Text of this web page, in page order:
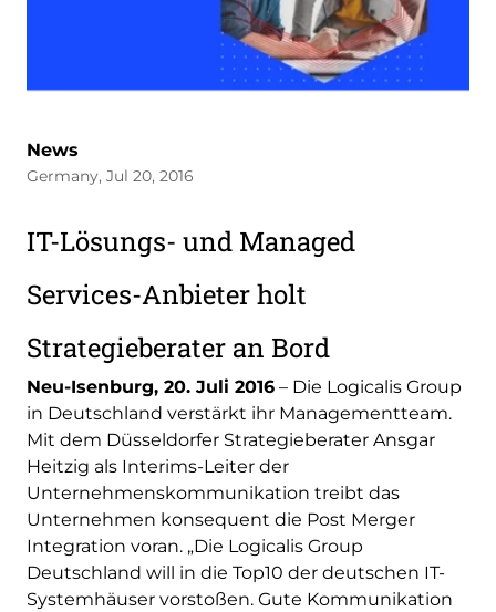
News
Germany, Jul 20, 2016
IT-Lösungs- und Managed
Services-Anbieter holt
Strategieberater an Bord
Neu-Isenburg, 20. Juli 2016 – Die Logicalis Group
in Deutschland verstärkt ihr Managementteam.
Mit dem Düsseldorfer Strategieberater Ansgar
Heitzig als Interims-Leiter der
Unternehmenskommunikation treibt das
Unternehmen konsequent die Post Merger
Integration voran. „Die Logicalis Group
Deutschland will in die Top10 der deutschen IT-
Systemhäuser vorstoßen. Gute Kommunikation